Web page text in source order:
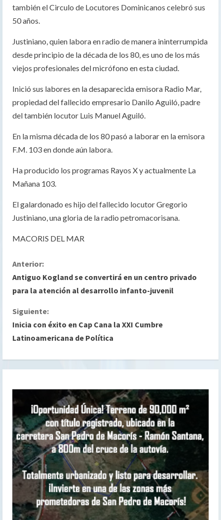
también el Circulo de Locutores Dominicanos celebró sus
50 años.
Justiniano, quien labora en radio de manera ininterrumpida
desde principio de la década de los 80, es uno de los más
viejos profesionales del micrófono en esta ciudad.
Inició sus labores en la desaparecida emisora Radio Mar,
propiedad del fallecido empresario Danilo Aguiló, padre
del también locutor Luis Manuel Aguiló.
En la misma década de los 80 pasó a laborar en la emisora
F.M. 103 en donde aún labora.
Ha producido los programas Rayos X y actualmente La
Mañana 103.
El galardonado es hijo del fallecido locutor Gregorio
Justiniano, una gloria de la radio petromacorisana.
MACORIS DEL MAR
S
i
g
u
l
e
y
e
n
d
Anterior:
Antiguo Kogland se convertirá en un centro privado
para la atención al desarrollo infanto-juvenil
Siguiente:
Inicia con éxito en Cap Cana la XXI Cumbre
Latinoamericana de Política